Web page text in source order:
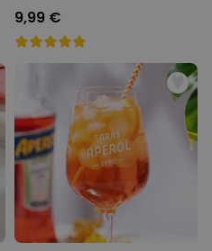
9,99 €